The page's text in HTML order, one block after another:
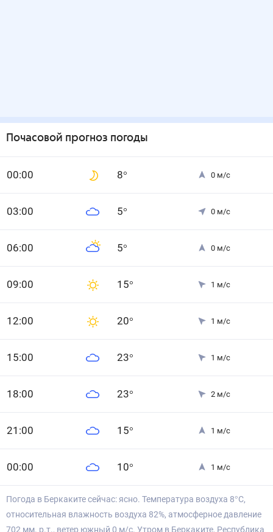
Почасовой прогноз погоды
00:00 8° 0 м/с
03:00 5° 0 м/с
06:00 5° 0 м/с
09:00 15° 1 м/с
12:00 20° 1 м/с
15:00 23° 1 м/с
18:00 23° 2 м/с
21 :00 15° 1 м/с
00:00 10° 1 м/с
Погода в Беркаките сейчас: ясно. Температура воздуха 8°С,
относительная влажность воздуха 82%, атмосферное давление
702 мм. р.т., ветер южный 0 м/с. Утром в Беркаките, Республика